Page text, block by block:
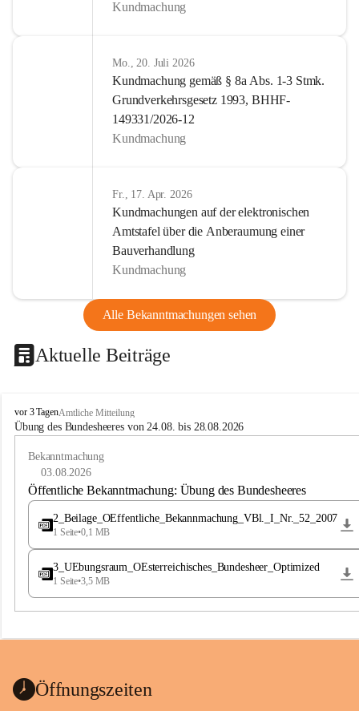
Kundmachung
Mo., 20. Juli 2026
Kundmachung gemäß § 8a Abs. 1-3 Stmk.
Grundverkehrsgesetz 1993, BHHF-
149331/2026-12
Kundmachung
Fr., 17. Apr. 2026
Kundmachungen auf der elektronischen
Amtstafel über die Anberaumung einer
Bauverhandlung
Kundmachung
Alle Bekanntmachungen sehen
Aktuelle Beiträge
B
u
e
a
vor 3 TagenAmtliche Mitteilung
Übung des Bundesheeres von 24.08. bis 28.08.2026
Bekanntmachung
03.08.2026
Öffentliche Bekanntmachung: Übung des Bundesheeres
2_Beilage_OEffentliche_Bekannmachung_VBl._I_Nr._52_2007
1 Seite•0,1 MB
3_UEbungsraum_OEsterreichisches_Bundesheer_Optimized
1 Seite•3,5 MB
Öffnungszeiten